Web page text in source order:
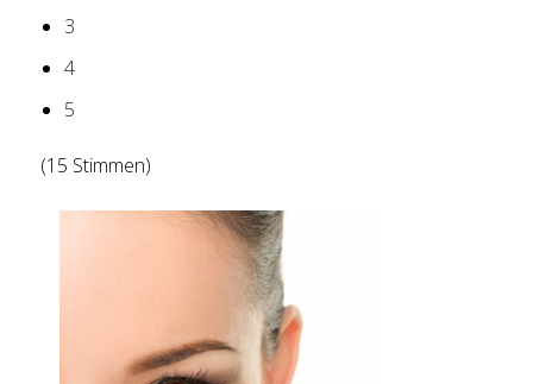
3
4
5
(15 Stimmen)